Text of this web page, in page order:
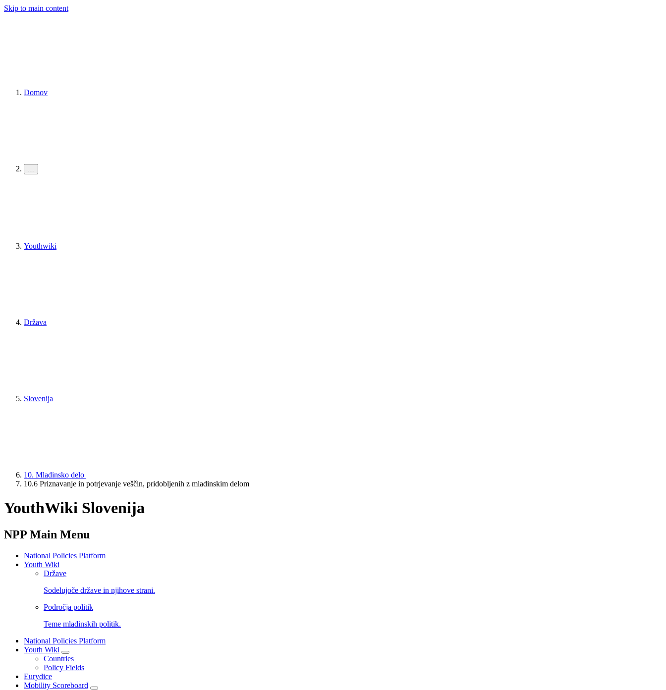
Skip to main content
Domov
…
Youthwiki
Država
Slovenija
10. Mladinsko delo
10.6 Priznavanje in potrjevanje veščin, pridobljenih z mladinskim delom
YouthWiki Slovenija
NPP Main Menu
National Policies Platform
Youth Wiki
Države
Sodelujoče države in njihove strani.
Področja politik
Teme mladinskih politik.
National Policies Platform
Youth Wiki
Countries
Policy Fields
Eurydice
Mobility Scoreboard